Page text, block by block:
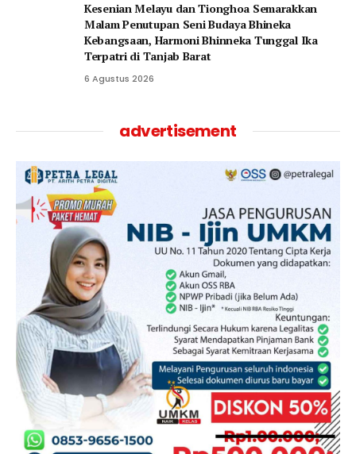
Kesenian Melayu dan Tionghoa Semarakkan
Malam Penutupan Seni Budaya Bhineka
Kebangsaan, Harmoni Bhinneka Tunggal Ika
Terpatri di Tanjab Barat
6 Agustus 2026
advertisement